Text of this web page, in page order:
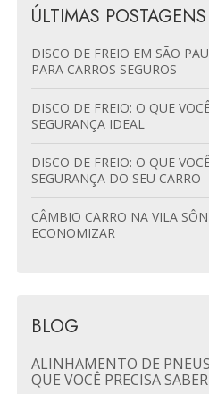
ÚLTIMAS POSTAGENS
DISCO DE FREIO EM SÃO PAULO: GUIA COMPLETO
PARA CARROS SEGUROS
DISCO DE FREIO: O QUE VOCÊ PRECISA SABER PARA
SEGURANÇA IDEAL
DISCO DE FREIO: O QUE VOCÊ PRECISA SABER PARA A
SEGURANÇA DO SEU CARRO
CÂMBIO CARRO NA VILA SÔNIA: GUIA COMPLETO PARA
ECONOMIZAR
BLOG
ALINHAMENTO DE PNEUS: O GUIA COMPLETO
QUE VOCÊ PRECISA SABER